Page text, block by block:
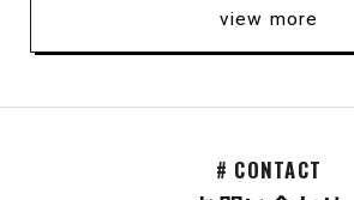
view more
# CONTACT